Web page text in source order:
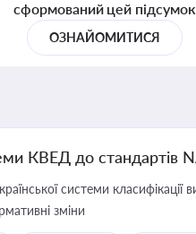
сформований цей підсумок
ОЗНАЙОМИТИСЯ
КВЕД до стандартів
системи класифікації
зміни